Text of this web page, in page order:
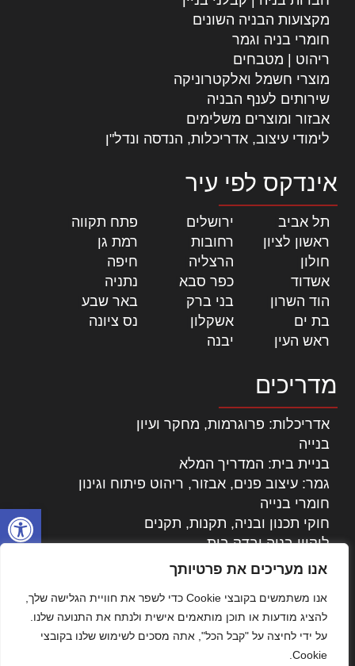
פתח
אנו מעריכים את פרטיותך
אנו משתמשים בקובצי Cookie כדי לשפר את חוויית הגלישה שלך,
להציג מודעות או תוכן מותאמים אישית ולנתח את התנועה שלנו.
על ידי לחיצה על "קבל הכל", אתה מסכים לשימוש שלנו בקובצי
Cookie.
מקצועות הבניה השונים
חומרי בניה וגמר
ריהוט | מטבחים
מוצרי חשמל ואלקטרוניקה
שירותים לענף הבניה
אבזור ומוצרים משלימים
לימודי עיצוב, אדריכלות, הנדסה ונדל"ן
אינדקס לפי עיר
תל אביב ירושלים פתח תקווה
ראשון לציון
רחובות רמת גן
חולון
הרצליה חיפה
אשדוד
כפר סבא נתניה
הוד השרון
בני ברק באר שבע
בת ים
אשקלון נס ציונה
ראש העין
יבנה
מדריכים
אדריכלות: פרוגרמות, מחקר ועיון
בנייה
בניית בית: המדריך המלא
גמר: עיצוב פנים, אבזור, ריהוט פיתוח וגינון
חומרי בנייה
חוקי תכנון ובניה, תקנות, תקנים
ליקויי בניה ובדק בית
נדל"ן: זכויות, אגרות ועסקאות
עקרונות ניהול אחזקה מתקדמות
צילום אדריכלי
שיווק נדלן
שיטות בניה: מפרטים והמלצות